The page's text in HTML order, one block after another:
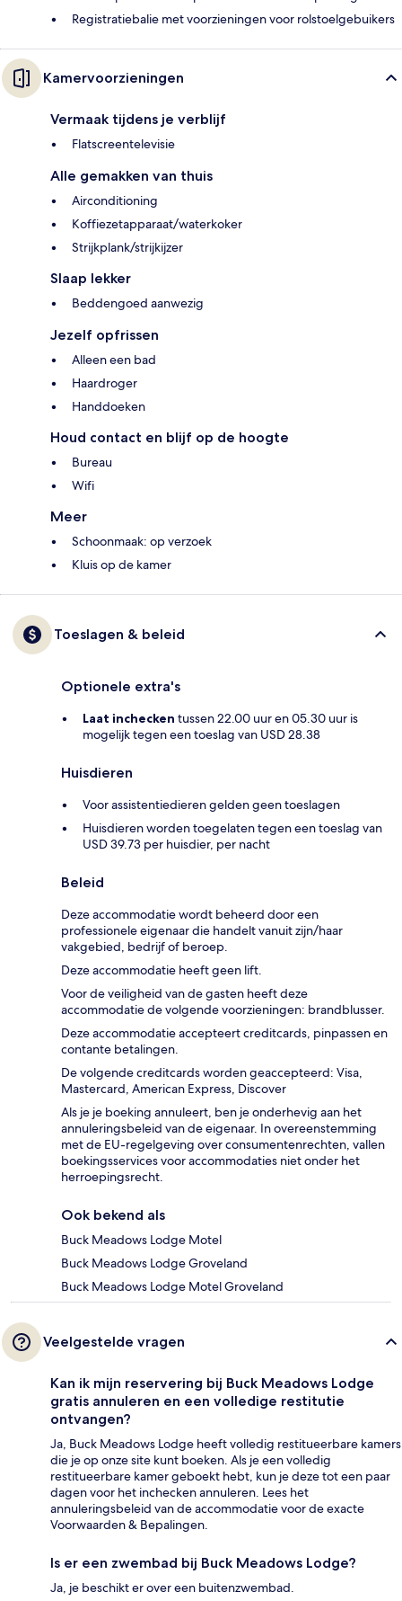
Registratiebalie met voorzieningen voor rolstoelgebuikers
Kamervoorzieningen
Vermaak tijdens je verblijf
Flatscreentelevisie
Alle gemakken van thuis
Airconditioning
Koffiezetapparaat/waterkoker
Strijkplank/strijkijzer
Slaap lekker
Beddengoed aanwezig
Jezelf opfrissen
Alleen een bad
Haardroger
Handdoeken
Houd contact en blijf op de hoogte
Bureau
Wifi
Meer
Schoonmaak: op verzoek
Kluis op de kamer
Toeslagen & beleid
Optionele extra's
Laat inchecken tussen 22.00 uur en 05.30 uur is
mogelijk tegen een toeslag van USD 28.38
Huisdieren
Voor assistentiedieren gelden geen toeslagen
Huisdieren worden toegelaten tegen een toeslag van
USD 39.73 per huisdier, per nacht
Beleid
Deze accommodatie wordt beheerd door een
professionele eigenaar die handelt vanuit zijn/haar
vakgebied, bedrijf of beroep.
Deze accommodatie heeft geen lift.
Voor de veiligheid van de gasten heeft deze
accommodatie de volgende voorzieningen: brandblusser.
Deze accommodatie accepteert creditcards, pinpassen en
contante betalingen.
De volgende creditcards worden geaccepteerd: Visa,
Mastercard, American Express, Discover
Als je je boeking annuleert, ben je onderhevig aan het
annuleringsbeleid van de eigenaar. In overeenstemming
met de EU-regelgeving over consumentenrechten, vallen
boekingsservices voor accommodaties niet onder het
herroepingsrecht.
Ook bekend als
Buck Meadows Lodge Motel
Buck Meadows Lodge Groveland
Buck Meadows Lodge Motel Groveland
Veelgestelde vragen
Kan ik mijn reservering bij Buck Meadows Lodge
gratis annuleren en een volledige restitutie
ontvangen?
Ja, Buck Meadows Lodge heeft volledig restitueerbare kamers
die je op onze site kunt boeken. Als je een volledig
restitueerbare kamer geboekt hebt, kun je deze tot een paar
dagen voor het inchecken annuleren. Lees het
annuleringsbeleid van de accommodatie voor de exacte
Voorwaarden & Bepalingen.
Is er een zwembad bij Buck Meadows Lodge?
Ja, je beschikt er over een buitenzwembad.